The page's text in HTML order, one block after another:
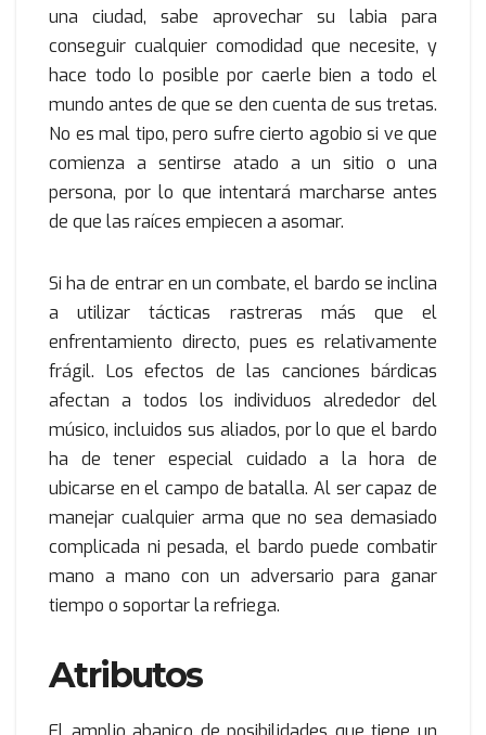
una ciudad, sabe aprovechar su labia para
conseguir cualquier comodidad que necesite, y
hace todo lo posible por caerle bien a todo el
mundo antes de que se den cuenta de sus tretas.
No es mal tipo, pero sufre cierto agobio si ve que
comienza a sentirse atado a un sitio o una
persona, por lo que intentará marcharse antes
de que las raíces empiecen a asomar.
Si ha de entrar en un combate, el bardo se inclina
a utilizar tácticas rastreras más que el
enfrentamiento directo, pues es relativamente
frágil. Los efectos de las canciones bárdicas
afectan a todos los individuos alrededor del
músico, incluidos sus aliados, por lo que el bardo
ha de tener especial cuidado a la hora de
ubicarse en el campo de batalla. Al ser capaz de
manejar cualquier arma que no sea demasiado
complicada ni pesada, el bardo puede combatir
mano a mano con un adversario para ganar
tiempo o soportar la refriega.
Atributos